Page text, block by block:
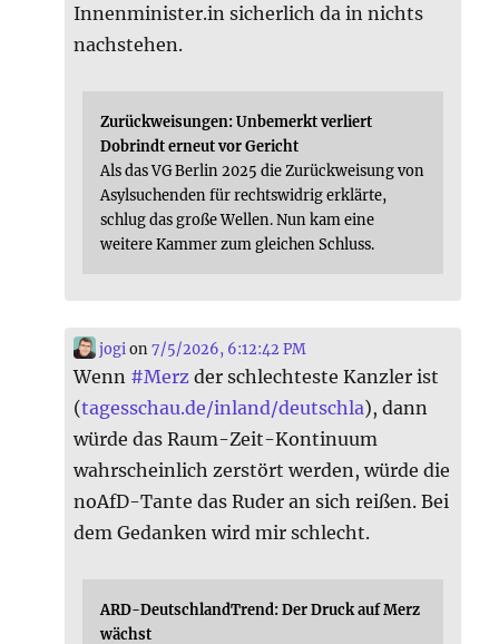
Innenminister.in sicherlich da in nichts
nachstehen.
Zurückweisungen: Unbemerkt verliert
Dobrindt erneut vor Gericht
Als das VG Berlin 2025 die Zurückweisung von
Asylsuchenden für rechtswidrig erklärte,
schlug das große Wellen. Nun kam eine
weitere Kammer zum gleichen Schluss.
jogi on7/5/2026, 6:12:42 PM
Wenn #Merz der schlechteste Kanzler ist
(tagesschau.de/inland/deutschla), dann
würde das Raum-Zeit-Kontinuum
wahrscheinlich zerstört werden, würde die
noAfD-Tante das Ruder an sich reißen. Bei
dem Gedanken wird mir schlecht.
ARD-DeutschlandTrend: Der Druck auf Merz
wächst